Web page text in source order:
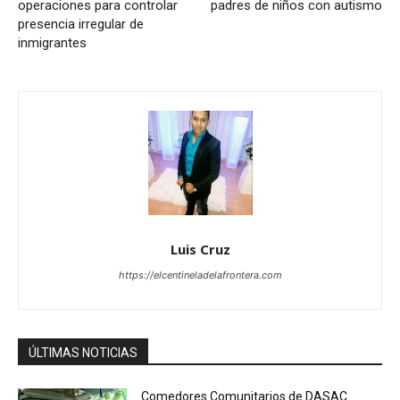
operaciones para controlar
presencia irregular de
inmigrantes
padres de niños con autismo
Luis Cruz
https://elcentineladelafrontera.com
ÚLTIMAS NOTICIAS
Comedores Comunitarios de DASAC